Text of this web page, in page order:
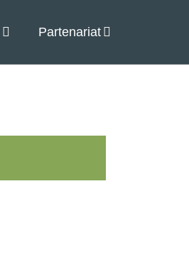
Partenariat